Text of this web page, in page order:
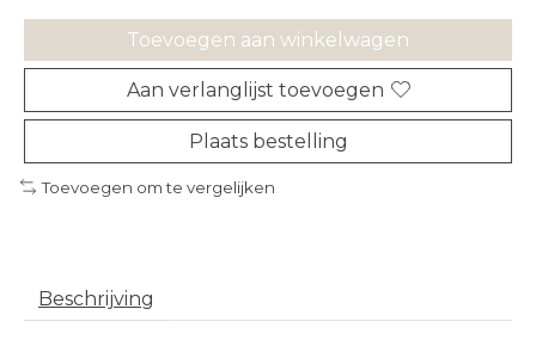
Toevoegen aan winkelwagen
Aan verlanglijst toevoegen
Plaats bestelling
Toevoegen om te vergelijken
Beschrijving